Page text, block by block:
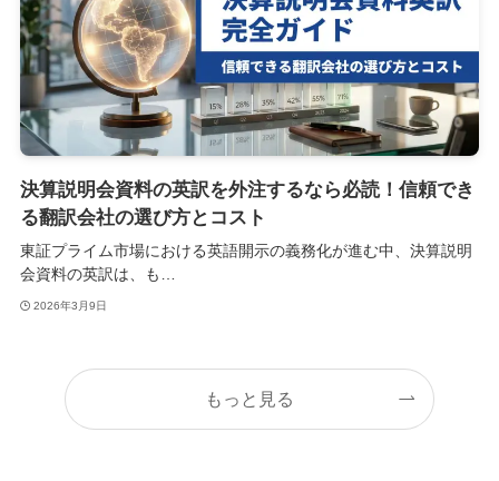
決算説明会資料の英訳を外注するなら必読！信頼でき
る翻訳会社の選び方とコスト
東証プライム市場における英語開示の義務化が進む中、決算説明
会資料の英訳は、も…
2026年3月9日
もっと見る